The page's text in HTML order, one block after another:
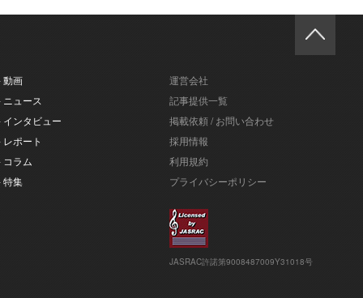
動画
ニュース
インタビュー
レポート
コラム
特集
運営会社
記事提供一覧
掲載依頼 / お問い合わせ
採用情報
利用規約
プライバシーポリシー
JASRAC許諾第9008487009Y31018号